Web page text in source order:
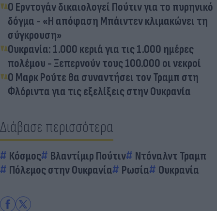
O Eρντογάν δικαιολογεί Πούτιν για το πυρηνικό
δόγμα - «Η απόφαση Μπάιντεν κλιμακώνει τη
σύγκρουση»
Ουκρανία: 1.000 κεριά για τις 1.000 ημέρες
πολέμου - Ξεπερνούν τους 100.000 οι νεκροί
Ο Μαρκ Ρούτε θα συναντήσει τον Τραμπ στη
Φλόριντα για τις εξελίξεις στην Ουκρανία
Διάβασε περισσότερα
Κόσμος Βλαντίμιρ Πούτιν
Ντόναλντ Τραμπ
Πόλεμος στην Ουκρανία
Ρωσία Ουκρανία